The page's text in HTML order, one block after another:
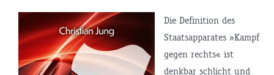
Die Definition des
Staatsapparates »Kampf
gegen rechts« ist
denkbar schlicht und